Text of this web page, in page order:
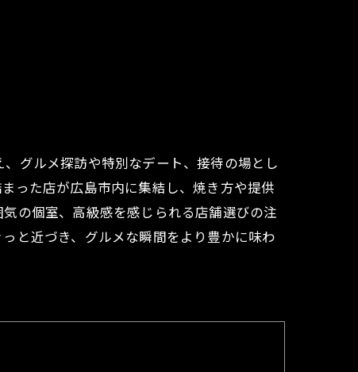
グルメ探訪や特別なデート、接待の場とし
った店が広島市内に集結し、焼き方や提供
の個室、高級感を感じられる店舗選びの注
と近づき、グルメな瞬間をより豊かに味わ